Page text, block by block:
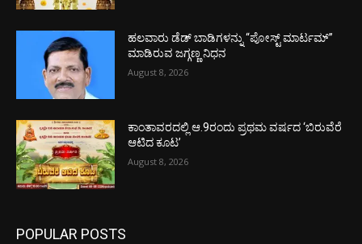
ಹಲವಾರು ಡೆಡ್ ಬಾಡಿಗಳನ್ನು “ಪೋಸ್ಟ್ ಮಾರ್ಟಮ್”
ಮಾಡಿರುವ ಜಗ್ಗಣ್ಣ ನಿಧನ
August 8, 2026
ಕಾಂತಾವರದಲ್ಲಿ ಆ.9ರಂದು ಪ್ರಥಮ ವರ್ಷದ ‘ಬಿರುವೆರೆ
ಆಟಿದ ಕೂಟ’
August 8, 2026
POPULAR POSTS